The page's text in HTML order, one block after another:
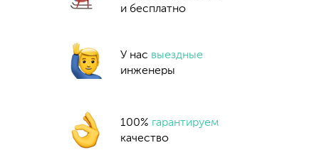
и бесплатно
У нас выездные
инженеры
100% гарантируем
качество